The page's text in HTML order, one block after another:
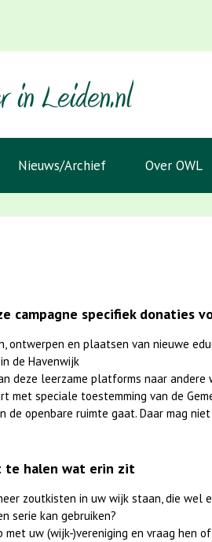
Nieuws/Archief Over OWL
campagne specifiek donaties
ontwerpen en plaatsen van nieuwe
in de Havenwijk
deze leerzame platforms naar andere
met speciale toestemming van de
de openbare ruimte gaat. Daar mag
te halen wat erin zit
zoutkisten in uw wijk staan, die wel
serie kan gebruiken?
met uw (wijk-)vereniging en vraag hen